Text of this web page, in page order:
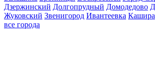
Дзержинский Долгопрудный Домодедово
Жуковский Звенигород Ивантеевка Кашира
все города